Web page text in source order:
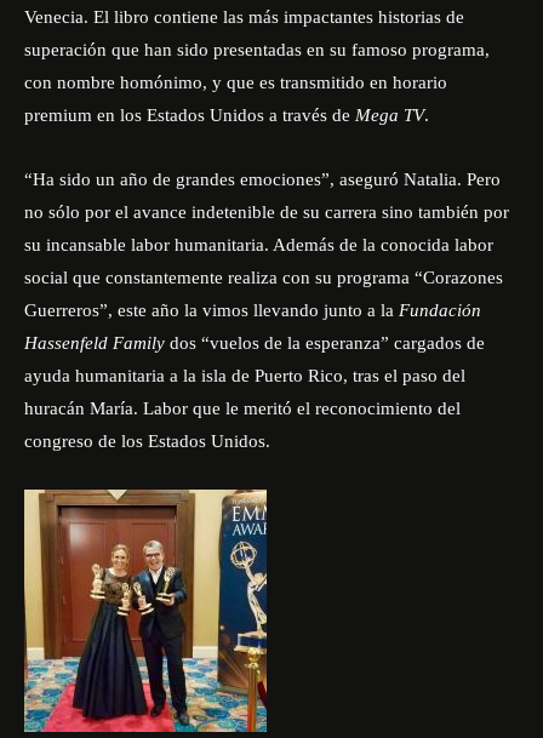
Venecia. El libro contiene las más impactantes historias de
superación que han sido presentadas en su famoso programa,
con nombre homónimo, y que es transmitido en horario
premium en los Estados Unidos a través de Mega TV.
“Ha sido un año de grandes emociones”, aseguró Natalia. Pero
no sólo por el avance indetenible de su carrera sino también por
su incansable labor humanitaria. Además de la conocida labor
social que constantemente realiza con su programa “Corazones
Guerreros”, este año la vimos llevando junto a la Fundación
Hassenfeld Family dos “vuelos de la esperanza” cargados de
ayuda humanitaria a la isla de Puerto Rico, tras el paso del
huracán María. Labor que le meritó el reconocimiento del
congreso de los Estados Unidos.